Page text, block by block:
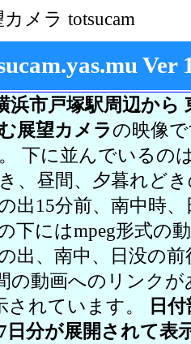
メラ totsucam
Ver
浜市戸塚駅周辺から
展望カメラの映像
下に並んでいるの
、昼間、夕暮れど
出15分前、南中時
下にはmpeg形式の
出、南中、日没の
の動画へのリンク
されています。
日
日分が展開されて表